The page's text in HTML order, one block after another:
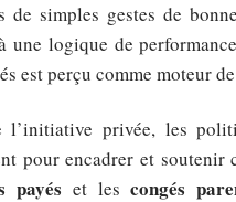
de simples gestes de
une logique de
est perçu comme moteur
l’initiative privée, les
pour encadrer et soutenir
payés et lescongés